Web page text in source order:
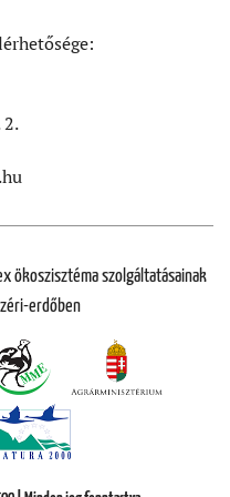
2.
ökoszisztéma szolgáltatásainak
erdőben